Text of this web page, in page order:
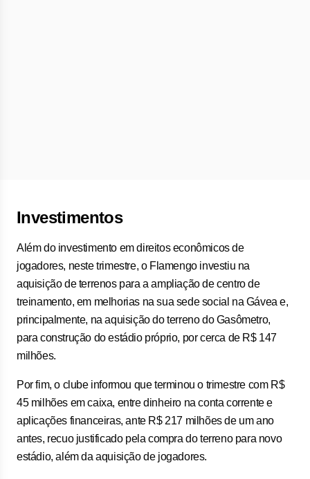
Investimentos
Além do investimento em direitos econômicos de
jogadores, neste trimestre, o Flamengo investiu na
aquisição de terrenos para a ampliação de centro de
treinamento, em melhorias na sua sede social na Gávea e,
principalmente, na aquisição do terreno do Gasômetro,
para construção do estádio próprio, por cerca de R$ 147
milhões.
Por fim, o clube informou que terminou o trimestre com R$
45 milhões em caixa, entre dinheiro na conta corrente e
aplicações financeiras, ante R$ 217 milhões de um ano
antes, recuo justificado pela compra do terreno para novo
estádio, além da aquisição de jogadores.